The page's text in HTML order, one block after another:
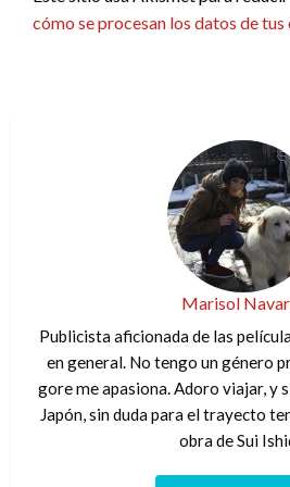
cómo se procesan los datos de tus
Marisol
Publicista aficionada de las
en general. No tengo un género
gore me apasiona. Adoro viajar, y
Japón, sin duda para el trayecto
obra de Sui